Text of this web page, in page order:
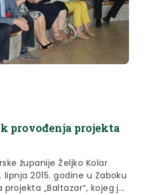
provođenja projekta
županije Željko Kolar
2015. godine u Zaboku
„Baltazar“, kojeg je